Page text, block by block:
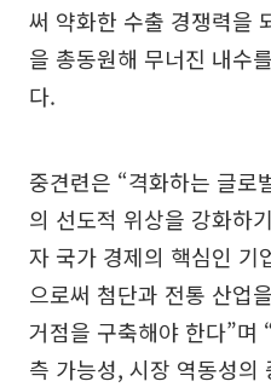
써 약화한 수출 경쟁력을
을 총동원해 무너진 내수
다.
중견련은 “격화하는 글로
의 선도적 위상을 강화하
자 국가 경제의 핵심인 기
으로써 첨단과 전통 산업
거점을 구축해야 한다”며
측 가능성, 시장 역동성의